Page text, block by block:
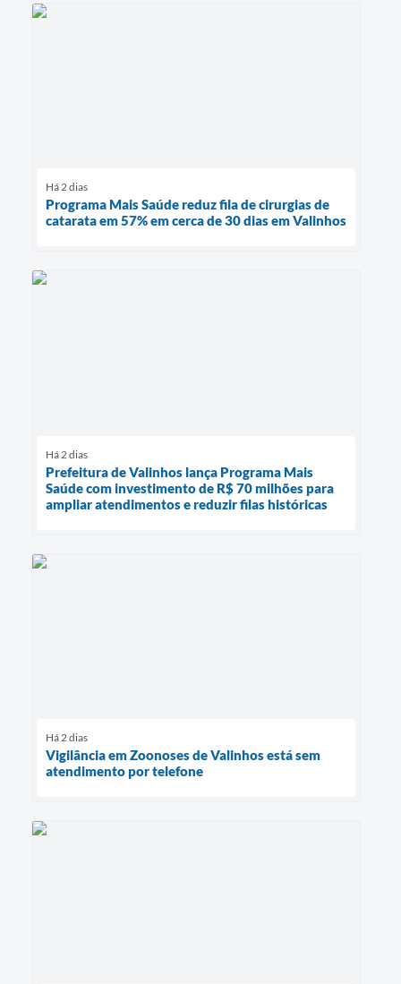
Há 2 dias
Programa Mais Saúde reduz fila de cirurgias de
catarata em 57% em cerca de 30 dias em Valinhos
Há 2 dias
Prefeitura de Valinhos lança Programa Mais
Saúde com investimento de R$ 70 milhões para
ampliar atendimentos e reduzir filas históricas
Há 2 dias
Vigilância em Zoonoses de Valinhos está sem
atendimento por telefone